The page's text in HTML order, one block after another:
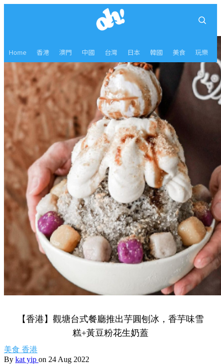
Home 香港 澳門 中國 台灣 日本 韓國 美食 玩樂
【香港】觀塘台式餐廳推出芋圓刨冰，香芋味雪
糕+黃豆粉花生奶蓋
美食 香港
By kat yip on 24 Aug 2022